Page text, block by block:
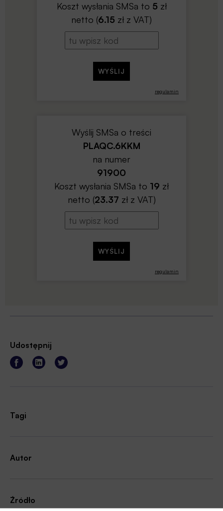
regulamin
Koszt wysłania SMSa to 5 zł
netto (6.15 zł z VAT)
regulamin
Wyślij SMSa o treści
PLAQC.6KKM
na numer
91900
Koszt wysłania SMSa to 19 zł
netto (23.37 zł z VAT)
Udostępnij
Tagi
Autor
Źródło